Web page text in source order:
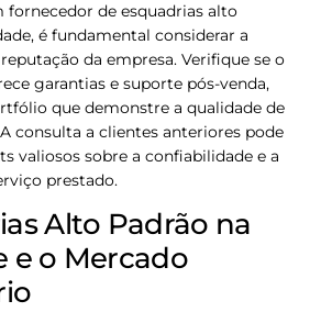
fornecedor de esquadrias alto
é fundamental considerar a
da empresa. Verifique se o
garantias e suporte pós-venda,
que demonstre a qualidade de
consulta a clientes anteriores pode
valiosos sobre a confiabilidade e a
prestado.
Alto Padrão na
e o Mercado